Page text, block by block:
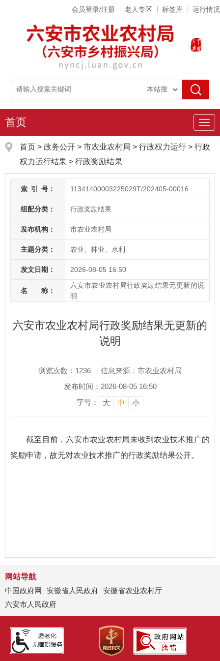
会员登录/注册 老人专区 标签库 运行情况
导
航
首页
首页 > 政务公开 > 市农业农村局 > 行政权力运行 > 行政
权力运行结果 > 行政奖励结果
索 引 号： 11341400003225029T/202405-00016
组配分类： 行政奖励结果
发布机构： 市农业农村局
主题分类： 农业、林业、水利
发文日期： 2026-08-05 16:50
名 称：
六安市农业农村局行政奖励结果无更新的说
明
六安市农业农村局行政奖励结果无更新的
说明
浏览次数： 1236
信息来源：市农业农村局
发布时间：2026-08-05 16:50
字号：
大 中 小
截至目前，六安市农业农村局未收到农业技术推广的
奖励申请，故无对农业技术推广的行政奖励结果公开。
网站导航
中国政府网
安徽省人民政府 安徽省农业农村厅
六安市人民政府